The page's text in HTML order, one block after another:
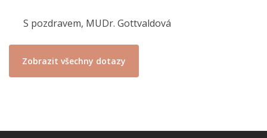
S pozdravem, MUDr. Gottvaldová
Zobrazit všechny dotazy